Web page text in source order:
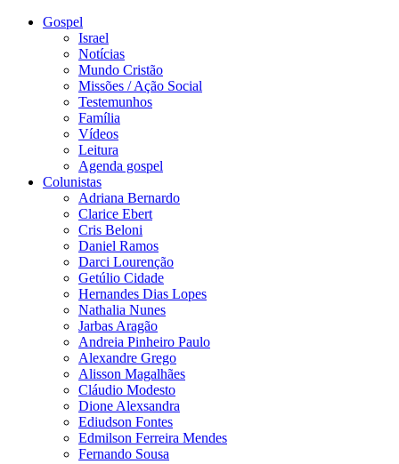
Gospel
Israel
Notícias
Mundo Cristão
Missões / Ação Social
Testemunhos
Família
Vídeos
Leitura
Agenda gospel
Colunistas
Adriana Bernardo
Clarice Ebert
Cris Beloni
Daniel Ramos
Darci Lourenção
Getúlio Cidade
Hernandes Dias Lopes
Nathalia Nunes
Jarbas Aragão
Andreia Pinheiro Paulo
Alexandre Grego
Alisson Magalhães
Cláudio Modesto
Dione Alexsandra
Ediudson Fontes
Edmilson Ferreira Mendes
Fernando Sousa